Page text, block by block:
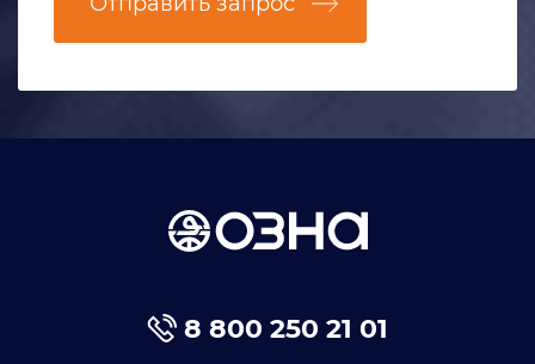
8 800 250 21 01